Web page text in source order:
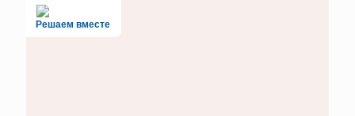
Решаем вместе